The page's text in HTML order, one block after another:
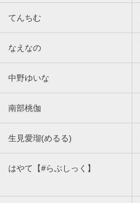
てんちむ
なえなの
中野ゆいな
南部桃伽
生見愛瑠(めるる)
はやて【#らぶしっく】